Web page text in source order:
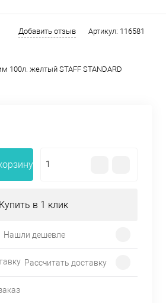
Добавить отзыв Артикул: 116581
100л. желтый STAFF STANDARD
Купить в 1 клик
Нашли дешевле
Рассчитать доставку